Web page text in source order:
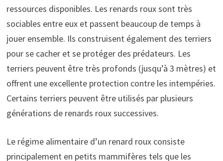
ressources disponibles. Les renards roux sont très
sociables entre eux et passent beaucoup de temps à
jouer ensemble. Ils construisent également des terriers
pour se cacher et se protéger des prédateurs. Les
terriers peuvent être très profonds (jusqu’à 3 mètres) et
offrent une excellente protection contre les intempéries.
Certains terriers peuvent être utilisés par plusieurs
générations de renards roux successives.
Le régime alimentaire d’un renard roux consiste
principalement en petits mammifères tels que les